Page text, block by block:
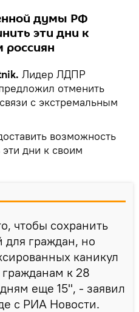
думы РФ
эти дни к
Лидер ЛДПР
отменить
с экстремальным
возможность
дни к своим
чтобы сохранить
граждан, но
каникул
к 28
еще 15", - заявил
с РИА Новости.